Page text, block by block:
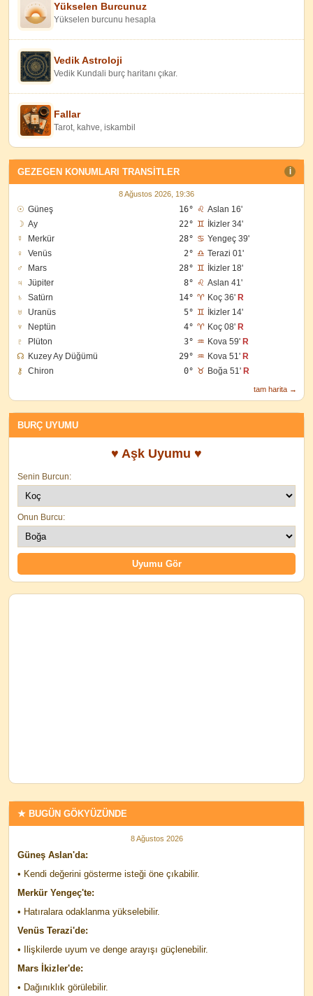
★ BUGÜN GÖKYÜZÜNDE
8 Ağustos 2026
Güneş Aslan'da:
• Kendi değerini gösterme isteği öne çıkabilir.
Merkür Yengeç'te:
• Hatıralara odaklanma yükselebilir.
Venüs Terazi'de:
• Ilişkilerde uyum ve denge arayışı güçlenebilir.
Mars İkizler'de:
• Dağınıklık görülebilir.
Yükselen Burcunuz
Yükselen burcunu hesapla
Vedik Astroloji
Vedik Kundali burç haritanı çıkar.
Fallar
Tarot, kahve, iskambil
GEZEGEN KONUMLARI TRANSITLER
8 Ağustos 2026, 19:36
☉ Güneş 16° ♌ Aslan 16'
☽ Ay 22° ♊ İkizler 34'
☿
Merkür 28° ♋ Yengeç 39'
♀
Venüs 2° ♎ Terazi 01'
♂
Mars 28° ♊ İkizler 18'
♃
Jüpiter 8° ♌ Aslan 41'
♄
Satürn 14° ♈ Koç 36' R
♅
Uranüs 5° ♊ İkizler 14'
♆
Neptün 4° ♈ Koç 08' R
♇
Plüton 3° ♒ Kova 59' R
☊ Kuzey Ay Düğümü 29° ♒ Kova 51' R
⚷
Chiron 0° ♉ Boğa 51' R
tam harita →
BURÇ UYUMU
♥ Aşk Uyumu ♥
Senin Burcun:
Onun Burcu: